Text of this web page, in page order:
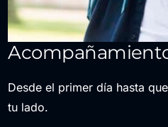
Desde el primer día hasta
tu lado.